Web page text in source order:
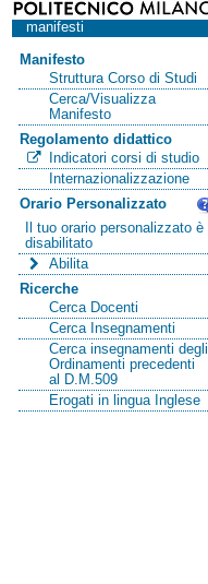
manifesti
Manifesto
Struttura Corso di Studi
Cerca/Visualizza
Manifesto
Regolamento didattico
Indicatori corsi di studio
Internazionalizzazione
Orario Personalizzato
Il tuo orario personalizzato è
disabilitato
Abilita
Ricerche
Cerca Docenti
Cerca Insegnamenti
Cerca insegnamenti degli
Ordinamenti precedenti
al D.M.509
Erogati in lingua Inglese